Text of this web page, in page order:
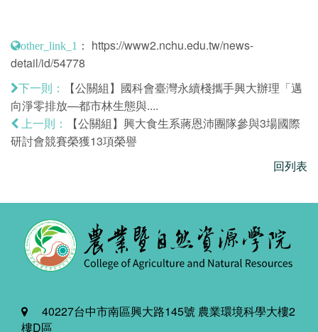
other_link_1 ： https://www2.nchu.edu.tw/news-
detail/id/54778
下一則：
【公關組】國科會臺灣永續棧攜手興大辦理「邁
向淨零排放—都市林生態與....
上一則：
【公關組】興大食生系蔣恩沛團隊參與3場國際
研討會競賽榮獲13項榮譽
回列表
40227台中市南區興大路145號 農業環境科學大樓2
樓D區